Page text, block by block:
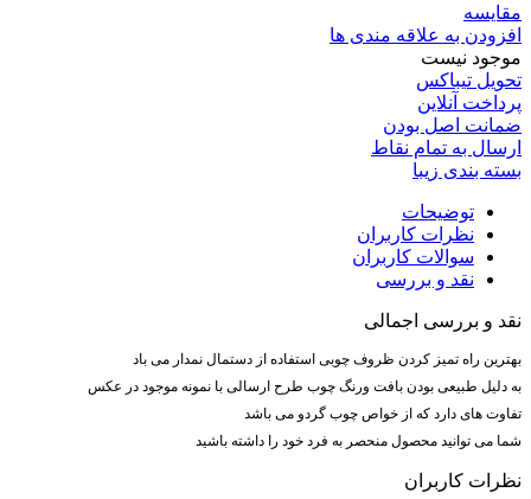
مقایسه
افزودن به علاقه مندی ها
موجود نیست
تحویل تیباکس
پرداخت آنلاین
ضمانت اصل بودن
ارسال به تمام نقاط
بسته بندی زیبا
توضیحات
نظرات کاربران
سوالات کاربران
نقد و بررسی
نقد و بررسی اجمالی
بهترین راه تمیز کردن ظروف چوبی استفاده از دستمال نمدار می باد
به دلیل طبیعی بودن بافت ورنگ چوب طرح ارسالی با نمونه موجود در عکس
تفاوت های دارد که از خواص چوب گردو می باشد
شما می توانید محصول منحصر به فرد خود را داشته باشید
نظرات کاربران